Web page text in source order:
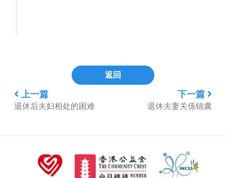
上一篇
退休后夫妇相处的困难
返回
下一篇
退休夫妻关係锦囊